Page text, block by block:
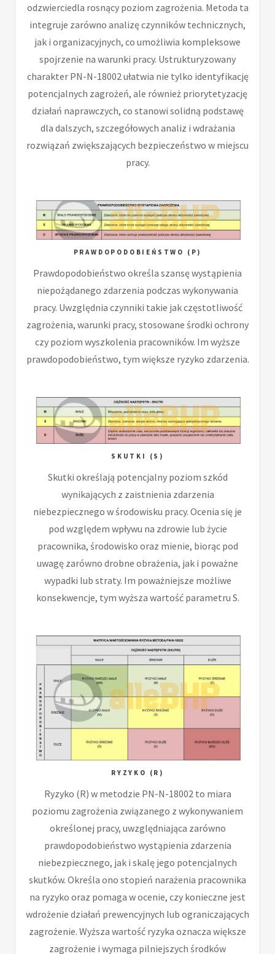
odzwierciedla rosnący poziom zagrożenia. Metoda ta
integruje zarówno analizę czynników technicznych,
jak i organizacyjnych, co umożliwia kompleksowe
spojrzenie na warunki pracy. Ustrukturyzowany
charakter PN-N-18002 ułatwia nie tylko identyfikację
potencjalnych zagrożeń, ale również priorytetyzację
działań naprawczych, co stanowi solidną podstawę
dla dalszych, szczegółowych analiz i wdrażania
rozwiązań zwiększających bezpieczeństwo w miejscu
pracy.
PRAWDOPODOBIEŃSTWO (P)
Prawdopodobieństwo określa szansę wystąpienia
niepożądanego zdarzenia podczas wykonywania
pracy. Uwzględnia czynniki takie jak częstotliwość
zagrożenia, warunki pracy, stosowane środki ochrony
czy poziom wyszkolenia pracowników. Im wyższe
prawdopodobieństwo, tym większe ryzyko zdarzenia.
SKUTKI (S)
Skutki określają potencjalny poziom szkód
wynikających z zaistnienia zdarzenia
niebezpiecznego w środowisku pracy. Ocenia się je
pod względem wpływu na zdrowie lub życie
pracownika, środowisko oraz mienie, biorąc pod
uwagę zarówno drobne obrażenia, jak i poważne
wypadki lub straty. Im poważniejsze możliwe
konsekwencje, tym wyższa wartość parametru S.
RYZYKO (R)
Ryzyko (R) w metodzie PN-N-18002 to miara
poziomu zagrożenia związanego z wykonywaniem
określonej pracy, uwzględniająca zarówno
prawdopodobieństwo wystąpienia zdarzenia
niebezpiecznego, jak i skalę jego potencjalnych
skutków. Określa ono stopień narażenia pracownika
na ryzyko oraz pomaga w ocenie, czy konieczne jest
wdrożenie działań prewencyjnych lub ograniczających
zagrożenie. Wyższa wartość ryzyka oznacza większe
zagrożenie i wymaga pilniejszych środków